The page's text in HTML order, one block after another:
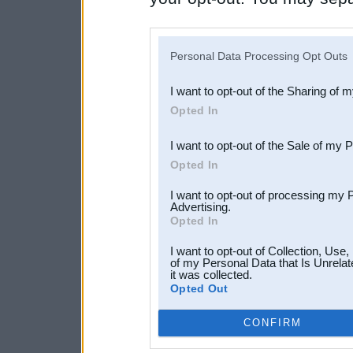
Downstream Participants
third parties.
Personal Data Processing Opt Outs
I want to opt-out of the Sharing of
Opted In
I want to opt-out of the Sale of my
Opted In
I want to opt-out of processing my
Advertising.
Opted In
I want to opt-out of Collection,
of my Personal Data that Is
it was collected.
Opted Out
CONFIRM